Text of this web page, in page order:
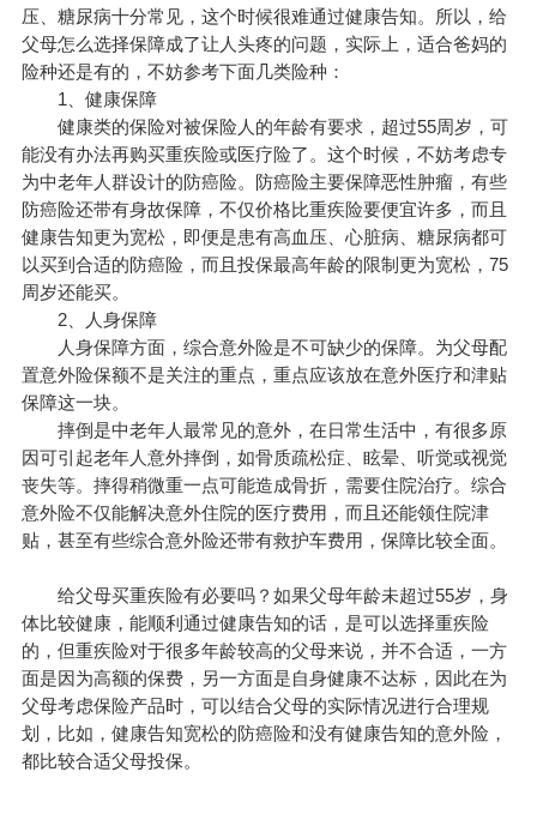
压、糖尿病十分常见，这个时候很难通过健康告知。所以，给
父母怎么选择保障成了让人头疼的问题，实际上，适合爸妈的
险种还是有的，不妨参考下面几类险种：
1、健康保障
健康类的保险对被保险人的年龄有要求，超过55周岁，可
能没有办法再购买重疾险或医疗险了。这个时候，不妨考虑专
为中老年人群设计的防癌险。防癌险主要保障恶性肿瘤，有些
防癌险还带有身故保障，不仅价格比重疾险要便宜许多，而且
健康告知更为宽松，即便是患有高血压、心脏病、糖尿病都可
以买到合适的防癌险，而且投保最高年龄的限制更为宽松，75
周岁还能买。
2、人身保障
人身保障方面，综合意外险是不可缺少的保障。为父母配
置意外险保额不是关注的重点，重点应该放在意外医疗和津贴
保障这一块。
摔倒是中老年人最常见的意外，在日常生活中，有很多原
因可引起老年人意外摔倒，如骨质疏松症、眩晕、听觉或视觉
丧失等。摔得稍微重一点可能造成骨折，需要住院治疗。综合
意外险不仅能解决意外住院的医疗费用，而且还能领住院津
贴，甚至有些综合意外险还带有救护车费用，保障比较全面。
给父母买重疾险有必要吗？如果父母年龄未超过55岁，身
体比较健康，能顺利通过健康告知的话，是可以选择重疾险
的，但重疾险对于很多年龄较高的父母来说，并不合适，一方
面是因为高额的保费，另一方面是自身健康不达标，因此在为
父母考虑保险产品时，可以结合父母的实际情况进行合理规
划，比如，健康告知宽松的防癌险和没有健康告知的意外险，
都比较合适父母投保。